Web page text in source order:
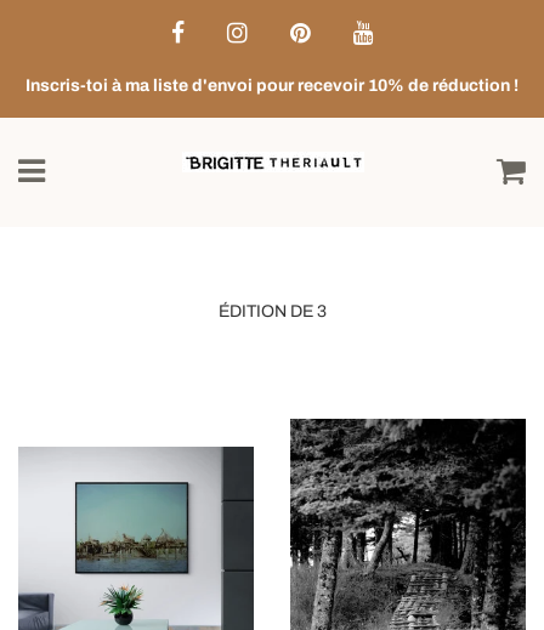
Inscris-toi à ma liste d'envoi pour recevoir 10% de réduction !
ÉDITION DE 3